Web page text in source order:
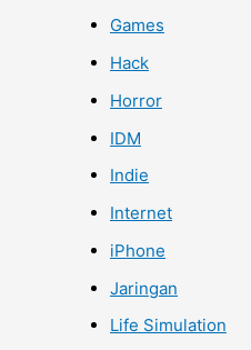
Games
Hack
Horror
IDM
Indie
Internet
iPhone
Jaringan
Life Simulation